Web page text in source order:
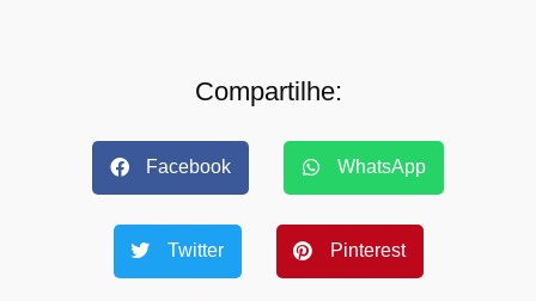
Compartilhe:
Facebook WhatsApp
Twitter Pinterest